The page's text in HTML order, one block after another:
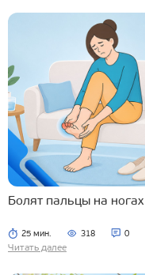
Болят пальцы на ногах
25 мин. 318 0
Читать далее